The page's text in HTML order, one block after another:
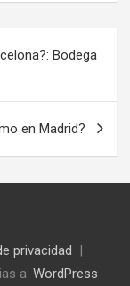
Bodega
en Madrid?
privacidad
a: WordPress